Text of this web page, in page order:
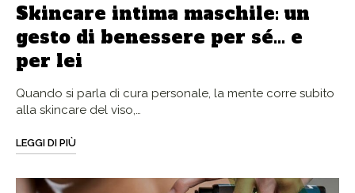
Skincare intima maschile: un
gesto di benessere per sé… e
per lei
Quando si parla di cura personale, la mente corre subito
alla skincare del viso,…
LEGGI DI PIÙ